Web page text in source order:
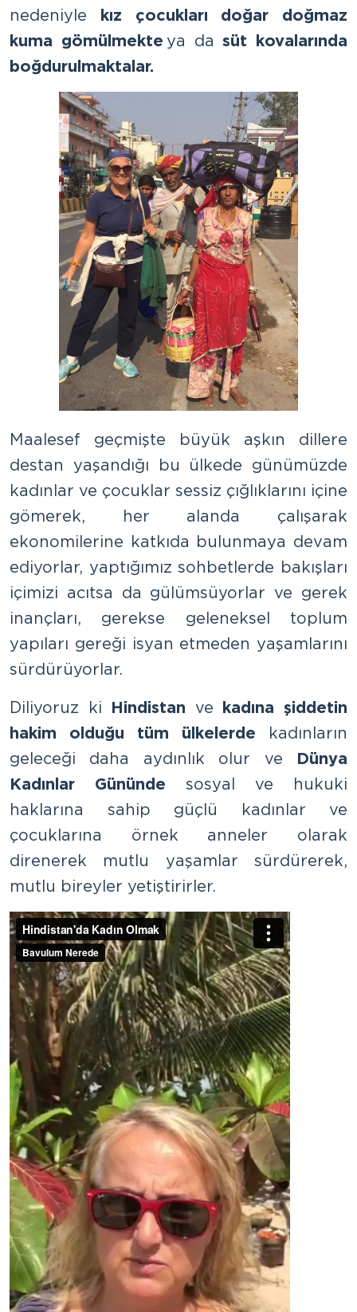
nedeniyle kız çocukları doğar doğmaz
kuma gömülmekte ya dasüt kovalarında
boğdurulmaktalar.
Maalesef geçmişte büyük aşkın dillere
destan yaşandığı bu ülkede günümüzde
kadınlar ve çocuklar sessiz çığlıklarını içine
gömerek, her alanda çalışarak
ekonomilerine katkıda bulunmaya devam
ediyorlar, yaptığımız sohbetlerde bakışları
içimizi acıtsa da gülümsüyorlar ve gerek
inançları, gerekse geleneksel toplum
yapıları gereği isyan etmeden yaşamlarını
sürdürüyorlar.
Diliyoruz ki Hindistan ve kadına şiddetin
hakim olduğu tüm ülkelerde kadınların
geleceği daha aydınlık olur ve Dünya
Kadınlar Gününde sosyal ve hukuki
haklarına sahip güçlü kadınlar ve
çocuklarına örnek anneler olarak
direnerek mutlu yaşamlar sürdürerek,
mutlu bireyler yetiştirirler.